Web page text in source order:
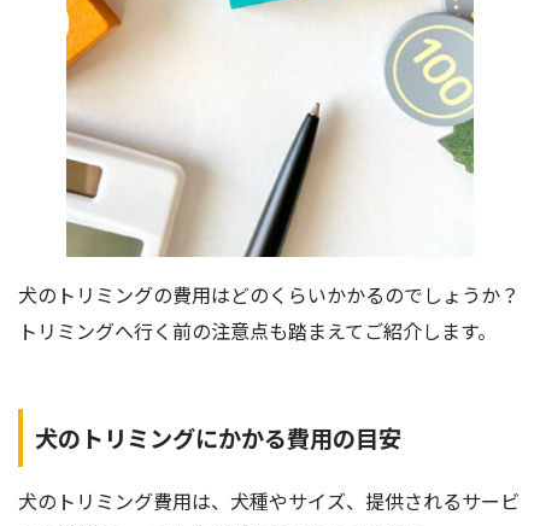
犬のトリミングの費用はどのくらいかかるのでしょうか？
トリミングへ行く前の注意点も踏まえてご紹介します。
犬のトリミングにかかる費用の目安
犬のトリミング費用は、犬種やサイズ、提供されるサービ